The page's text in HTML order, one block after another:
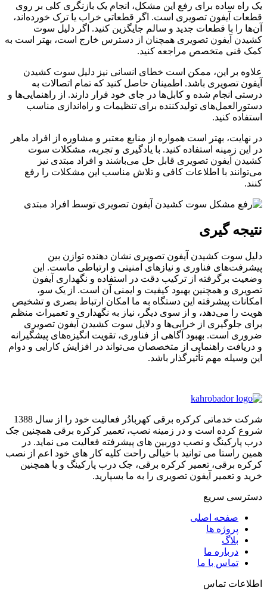
یک راه ساده برای رفع این مشکل، انجام یک بازنگری کلی بر روی
قطعات آیفون تصویری است. اگر قطعاتی خراب یا ترک خورده‌اند،
آن‌ها را با قطعات جدید و سالم جایگزین کنید. اگر دلیل سوت
کشیدن آیفون تصویری همچنان از دسترس خارج است، بهتر است به
کمک فنی متخصص مراجعه کنید.
علاوه بر این، ممکن است خطای انسانی نیز دلیل سوت کشیدن
آیفون تصویری باشد. اطمینان حاصل کنید که تمام اتصالات به
درستی انجام شده و کابل‌ها در جای خود قرار دارند. از راهنمایی‌ها و
دستورالعمل‌های تولیدکننده برای تنظیمات و راه‌اندازی مناسب
استفاده کنید.
در نهایت، بهتر است همواره از منابع معتبر و مشاوره از افراد ماهر
در این زمینه استفاده کنید. با یادگیری و تجربه، مشکلات سوت
کشیدن آیفون تصویری قابل حل می‌باشند و افراد مبتدی نیز
می‌توانند با اطلاعات کافی و تلاش مناسب این مشکلات را رفع
کنند.
نتیجه گیری
دلیل سوت کشیدن آیفون تصویری نشان دهنده توازن بین
پیشرفت‌های فناوری و نیازهای امنیتی و ارتباطی ماست. این
وضعیت برگرفته از ترکیب دقت در استفاده و نگهداری آیفون
تصویری و همچنین بهبود کیفیت و ایمنی آن است. از یک سو،
امکانات پیشرفته این دستگاه به ما امکان ارتباط بصری و تشخیص
هویت را می‌دهد، و از سوی دیگر، نیاز به نگهداری و تعمیرات منظم
برای جلوگیری از خرابی‌ها و دلایل سوت کشیدن آیفون تصویری
ضروری است. بهبود آگاهی از فناوری، تقویت انگیزه‌های پیشگیرانه
و دریافت راهنمایی از متخصصان می‌تواند در افزایش کارایی و دوام
این وسیله مهم تأثیرگذار باشد.
شرکت خدماتی کرکره برقی کهربادُر فعالیت خود را از سال 1388
شروع کرده است و در زمینه نصب، تعمیر کرکره برقی همچنین جک
درب پارکینگ و نصب دوربین های پیشرفته فعالیت می نماید. در
همین راستا می توانید با خیالی راحت کلیه کار های خود اعم از نصب
کرکره برقی، تعمیر کرکره برقی، جک درب پارکینگ و یا همچنین
خرید و تعمیر آیفون تصویری را به ما بسپارید.
دسترسی سریع
صفحه اصلی
پروژه ها
بلاگ
درباره ما
تماس با ما
اطلاعات تماس